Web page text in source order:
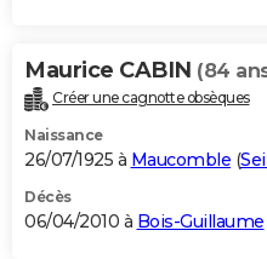
Maurice CABIN (84
Créer une cagnotte obsèques
Naissance
26/07/1925 à Maucomble (
Décès
06/04/2010 à Bois-Guillaume